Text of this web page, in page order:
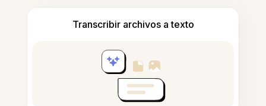
Transcribir archivos a texto